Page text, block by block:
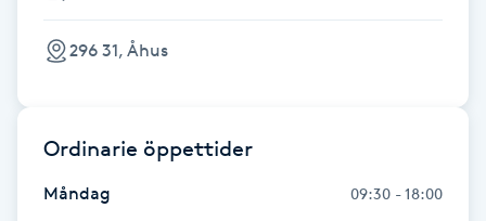
Fransfärgning
Fransförlängning Megavolym
Fransförlängning Volym
296 31, Åhus
Ordinarie öppettider
Måndag 09:30 - 18:00